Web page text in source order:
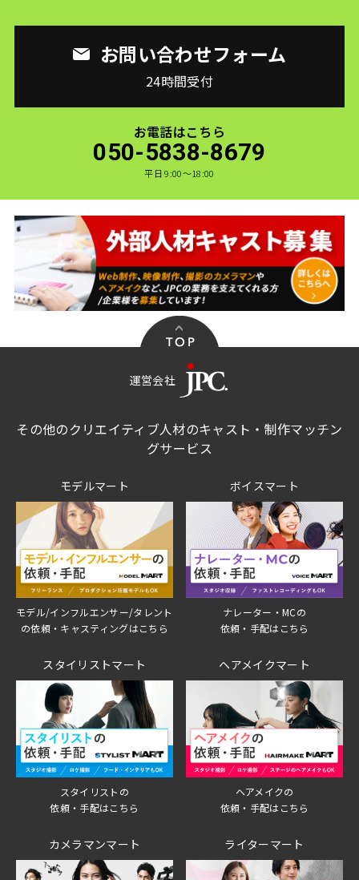
お問い合わせフォーム
24時間受付
お電話はこちら
050-5838-8679
平日 9:00〜18:00
運営会社
その他のクリエイティブ人材のキャスト・制作マッチン
グサービス
モデルマート
モデル/インフルエンサー/タレント
の依頼・キャスティングはこちら
ボイスマート
ナレーター・MCの
依頼・手配はこちら
スタイリストマート
スタイリストの
依頼・手配はこちら
ヘアメイクマート
ヘアメイクの
依頼・手配はこちら
カメラマンマート ライターマート